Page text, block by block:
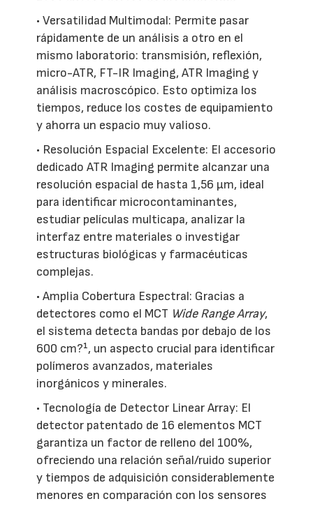
• Versatilidad Multimodal: Permite pasar
rápidamente de un análisis a otro en el
mismo laboratorio: transmisión, reflexión,
micro-ATR, FT-IR Imaging, ATR Imaging y
análisis macroscópico. Esto optimiza los
tiempos, reduce los costes de equipamiento
y ahorra un espacio muy valioso.
• Resolución Espacial Excelente: El accesorio
dedicado ATR Imaging permite alcanzar una
resolución espacial de hasta 1,56 µm, ideal
para identificar microcontaminantes,
estudiar películas multicapa, analizar la
interfaz entre materiales o investigar
estructuras biológicas y farmacéuticas
complejas.
• Amplia Cobertura Espectral: Gracias a
detectores como el MCT Wide Range Array,
el sistema detecta bandas por debajo de los
600 cm?¹, un aspecto crucial para identificar
polímeros avanzados, materiales
inorgánicos y minerales.
• Tecnología de Detector Linear Array: El
detector patentado de 16 elementos MCT
garantiza un factor de relleno del 100%,
ofreciendo una relación señal/ruido superior
y tiempos de adquisición considerablemente
menores en comparación con los sensores